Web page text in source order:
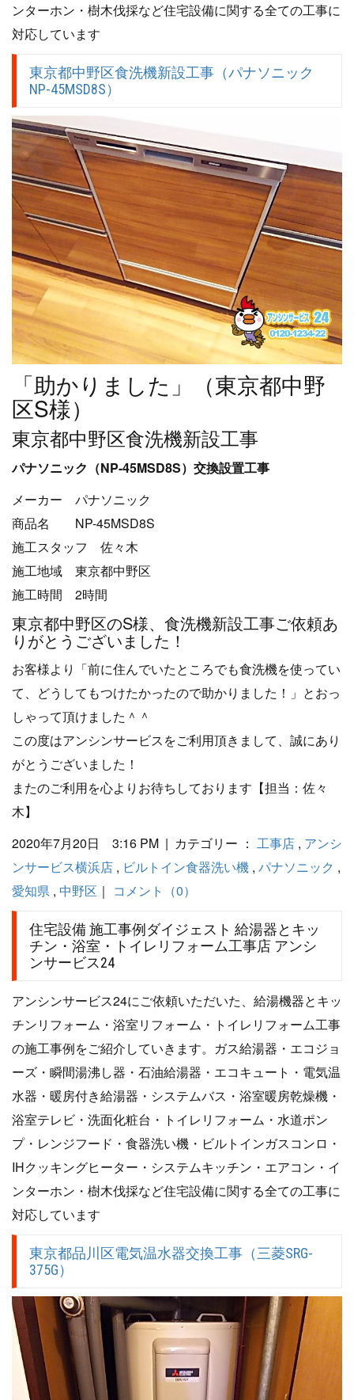
ンターホン・樹木伐採など住宅設備に関する全ての工事に
対応しています
東京都中野区食洗機新設工事（パナソニック
NP-45MSD8S）
「助かりました」（東京都中野
区S様）
東京都中野区食洗機新設工事
パナソニック（NP-45MSD8S）交換設置工事
メーカー パナソニック
商品名 NP-45MSD8S
施工スタッフ 佐々木
施工地域 東京都中野区
施工時間 2時間
東京都中野区のS様、食洗機新設工事ご依頼あ
りがとうございました！
お客様より「前に住んでいたところでも食洗機を使ってい
て、どうしてもつけたかったので助かりました！」とおっ
しゃって頂けました＾＾
この度はアンシンサービスをご利用頂きまして、誠にあり
がとうございました！
またのご利用を心よりお待ちしております【担当：佐々
木】
2020年7月20日 3:16 PM | カテゴリー ： 工事店 , アンシ
ンサービス横浜店 , ビルトイン食器洗い機 , パナソニック ,
愛知県 , 中野区 ｜ コメント（0）
住宅設備 施工事例ダイジェスト 給湯器とキッ
チン・浴室・トイレリフォーム工事店 アンシ
ンサービス24
アンシンサービス24にご依頼いただいた、給湯機器とキッ
チンリフォーム・浴室リフォーム・トイレリフォーム工事
の施工事例をご紹介していきます。ガス給湯器・エコジョ
ーズ・瞬間湯沸し器・石油給湯器・エコキュート・電気温
水器・暖房付き給湯器・システムバス・浴室暖房乾燥機・
浴室テレビ・洗面化粧台・トイレリフォーム・水道ポン
プ・レンジフード・食器洗い機・ビルトインガスコンロ・
IHクッキングヒーター・システムキッチン・エアコン・イ
ンターホン・樹木伐採など住宅設備に関する全ての工事に
対応しています
東京都品川区電気温水器交換工事（三菱SRG-
375G）